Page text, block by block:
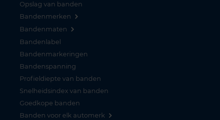
Opslag van banden
Bandenmerken
Bandenmaten
Bandenlabel
Bandenmarkeringen
Bandenspanning
Profieldiepte van banden
Snelheidsindex van banden
Goedkope banden
Banden voor elk automerk